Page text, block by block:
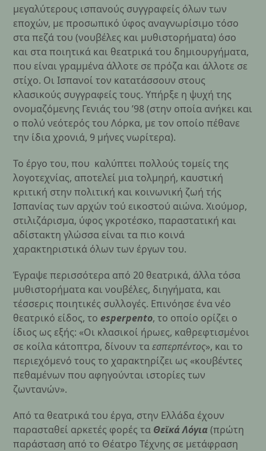
μεγαλύτερους ισπανούς συγγραφείς όλων των
εποχών, με προσωπικό ύφος αναγνωρίσιμο τόσο
στα πεζά του (νουβέλες και μυθιστορήματα) όσο
και στα ποιητικά και θεατρικά του δημιουργήματα,
που είναι γραμμένα άλλοτε σε πρόζα και άλλοτε σε
στίχο. Οι Ισπανοί τον κατατάσσουν στους
κλασικούς συγγραφείς τους. Υπήρξε η ψυχή της
ονομαζόμενης Γενιάς του ’98 (στην οποία ανήκει και
ο πολύ νεότερός του Λόρκα, με τον οποίο πέθανε
την ίδια χρονιά, 9 μήνες νωρίτερα).
Το έργο του, που καλύπτει πολλούς τομείς της
λογοτεχνίας, αποτελεί μια τολμηρή, καυστική
κριτική στην πολιτική και κοινωνική ζωή τής
Ισπανίας των αρχών τού εικοστού αιώνα. Χιούμορ,
στιλιζάρισμα, ύφος γκροτέσκο, παραστατική και
αδίστακτη γλώσσα είναι τα πιο κοινά
χαρακτηριστικά όλων των έργων του.
Έγραψε περισσότερα από 20 θεατρικά, άλλα τόσα
μυθιστορήματα και νουβέλες, διηγήματα, και
τέσσερις ποιητικές συλλογές. Επινόησε ένα νέο
θεατρικό είδος, τοesperpento, το οποίο ορίζει ο
ίδιος ως εξής: «Οι κλασικοί ήρωες, καθρεφτισμένοι
σε κοίλα κάτοπτρα, δίνουν ταεσπερπέντος», και το
περιεχόμενό τους το χαρακτηρίζει ως «κουβέντες
πεθαμένων που αφηγούνται ιστορίες των
ζωντανών».
Από τα θεατρικά του έργα, στην Ελλάδα έχουν
παρασταθεί αρκετές φορές τα Θεϊκά Λόγια(πρώτη
παράσταση από το Θέατρο Τέχνης σε μετάφραση